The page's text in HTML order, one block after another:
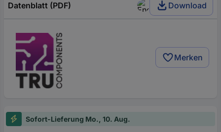
Datenblatt (PDF) Download
Merken
Sofort-Lieferung Mo., 10. Aug.